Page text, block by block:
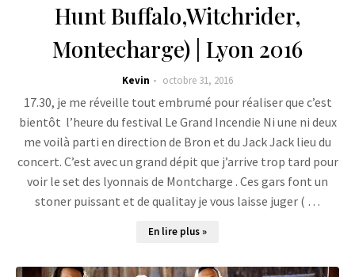
Hunt Buffalo,Witchrider,
Montecharge) | Lyon 2016
Kevin octobre 31, 2016
17.30, je me réveille tout embrumé pour réaliser que c’est
bientôt l’heure du festival Le Grand Incendie Ni une ni deux
me voilà parti en direction de Bron et du Jack Jack lieu du
concert. C’est avec un grand dépit que j’arrive trop tard pour
voir le set des lyonnais de Montcharge . Ces gars font un
stoner puissant et de qualitay je vous laisse juger ( …
En lire plus »